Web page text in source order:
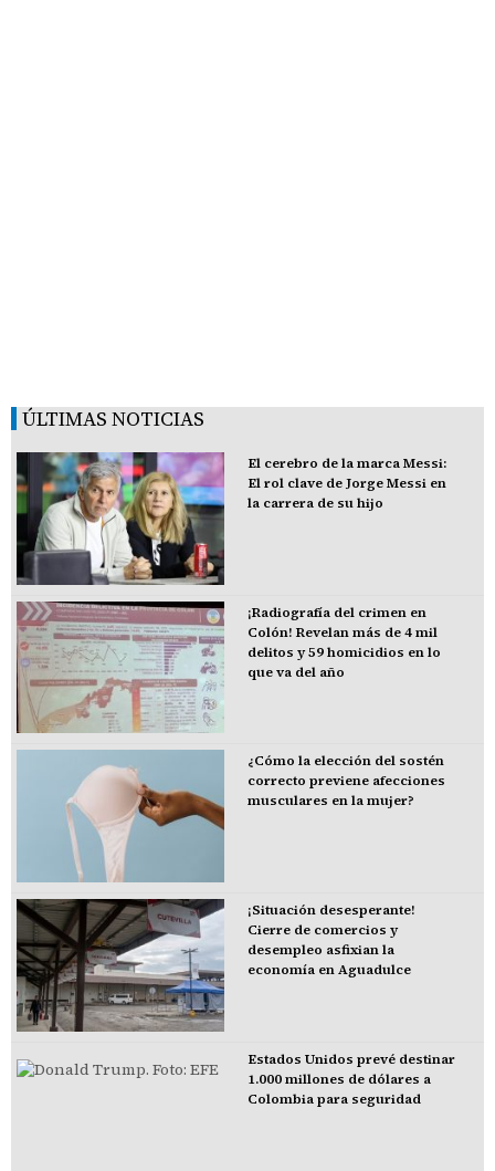
ÚLTIMAS NOTICIAS
El cerebro de la marca Messi:
El rol clave de Jorge Messi en
la carrera de su hijo
¡Radiografía del crimen en
Colón! Revelan más de 4 mil
delitos y 59 homicidios en lo
que va del año
¿Cómo la elección del sostén
correcto previene afecciones
musculares en la mujer?
¡Situación desesperante!
Cierre de comercios y
desempleo asfixian la
economía en Aguadulce
Estados Unidos prevé destinar
1.000 millones de dólares a
Colombia para seguridad